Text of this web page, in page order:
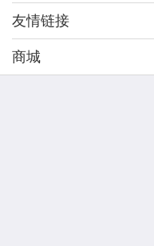
友情链接
商城